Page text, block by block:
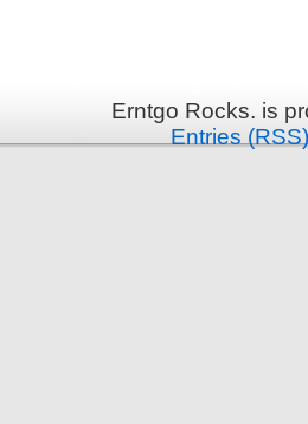
Erntgo Rocks. is
Entries (RSS)